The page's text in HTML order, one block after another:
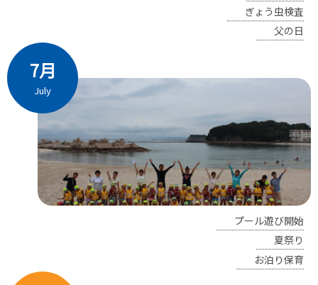
ぎょう虫検査
父の日
7月
July
プール遊び開始
夏祭り
お泊り保育